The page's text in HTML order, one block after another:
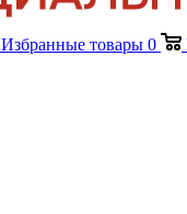
Избранные товары 0